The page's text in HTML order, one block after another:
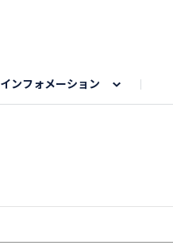
インフォメーション